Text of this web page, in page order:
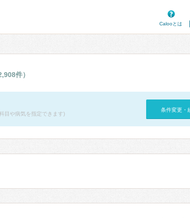
Calooとは
件）
目や病気を指定できます)
条件変更・